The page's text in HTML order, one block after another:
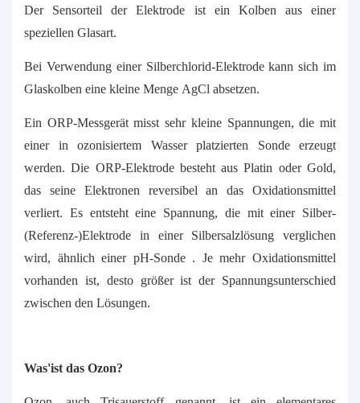
Der Sensorteil der Elektrode ist ein Kolben aus einer
speziellen Glasart.
Bei Verwendung einer Silberchlorid-Elektrode kann sich im
Glaskolben eine kleine Menge AgCl absetzen.
Ein ORP-Messgerät misst sehr kleine Spannungen, die mit
einer in ozonisiertem Wasser platzierten Sonde erzeugt
werden. Die ORP-Elektrode besteht aus Platin oder Gold,
das seine Elektronen reversibel an das Oxidationsmittel
verliert. Es entsteht eine Spannung, die mit einer Silber-
(Referenz-)Elektrode in einer Silbersalzlösung verglichen
wird, ähnlich einer pH-Sonde . Je mehr Oxidationsmittel
vorhanden ist, desto größer ist der Spannungsunterschied
zwischen den Lösungen.
Was'ist das Ozon?